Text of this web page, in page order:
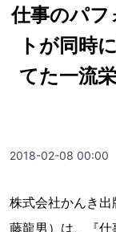
仕事のパフ
トが同時
てた一流
2018-02-08 00:00
株式会社かんき
藤龍男）は、『